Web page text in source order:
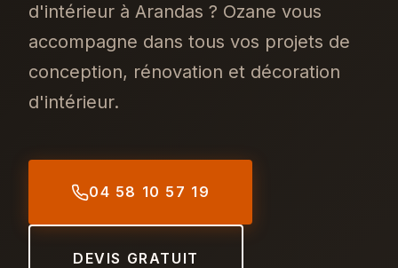
d'intérieur à Arandas ? Ozane vous
accompagne dans tous vos projets de
conception, rénovation et décoration
d'intérieur.
04 58 10 57 19
DEVIS GRATUIT